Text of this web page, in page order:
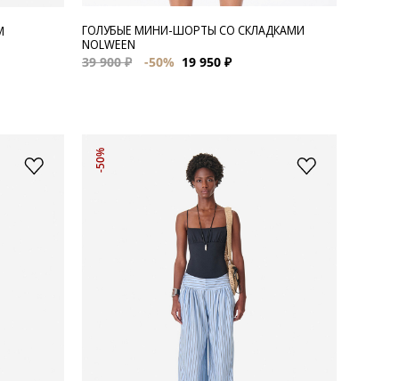
ГОЛУБЫЕ МИНИ-ШОРТЫ СО СКЛАДКАМИ
NOLWEEN
39 900 ₽
-50% 19 950 ₽
-50%